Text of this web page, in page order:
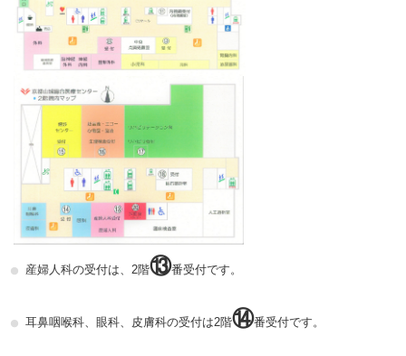
産婦人科の受付は、2階⑬番受付です。
耳鼻咽喉科、眼科、皮膚科の受付は2階⑭番受付です。